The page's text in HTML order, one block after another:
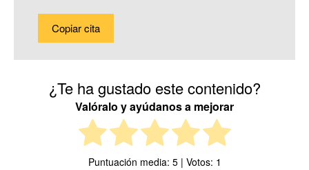
Copiar cita
¿Te ha gustado este contenido?
Valóralo y ayúdanos a mejorar
Puntuación media: 5| Votos: 1